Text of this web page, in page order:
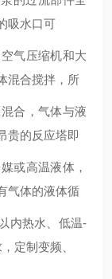
吸水口可
气压缩机和大
混合搅拌，所
合，气体与液
贵的反应塔即
或高温液体，
气体的液体循
内热水、低温-
定制变频、